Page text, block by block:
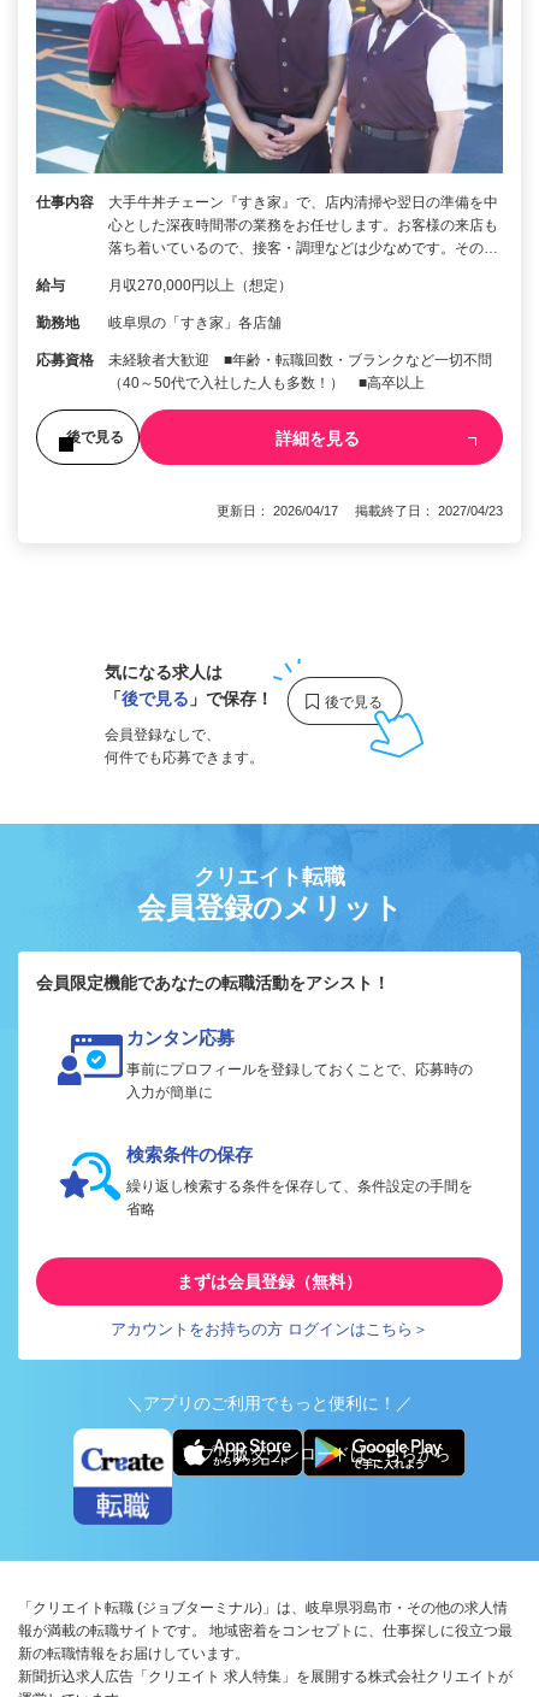
仕事内容
大手牛丼チェーン『すき家』で、店内清掃や翌日の準備を中
心とした深夜時間帯の業務をお任せします。お客様の来店も
落ち着いているので、接客・調理などは少なめです。その…
給与 月収270,000円以上（想定）
勤務地 岐阜県の「すき家」各店舗
応募資格
未経験者大歓迎 ■年齢・転職回数・ブランクなど一切不問
（40～50代で入社した人も多数！） ■高卒以上
後で見る 詳細を見る
更新日： 2026/04/17 掲載終了日： 2027/04/23
気になる求人は
「後で見る 」で保存！
会員登録なしで、
何件でも応募できます。
クリエイト転職
会員登録のメリット
会員限定機能であなたの転職活動をアシスト！
カンタン応募
事前にプロフィールを登録しておくことで、応募時の
入力が簡単に
検索条件の保存
繰り返し検索する条件を保存して、条件設定の手間を
省略
まずは会員登録（無料）
アカウントをお持ちの方 ログインはこちら＞
＼アプリのご利用でもっと便利に！／
アプリ版ダウンロードはこちらから
「クリエイト転職 (ジョブターミナル)」は、岐阜県羽島市・その他の求人情
報が満載の転職サイトです。 地域密着をコンセプトに、仕事探しに役立つ最
新の転職情報をお届けしています。
新聞折込求人広告「クリエイト 求人特集」を展開する株式会社クリエイトが